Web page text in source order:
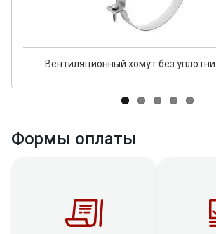
Вентиляционный хомут без
Формы оплаты